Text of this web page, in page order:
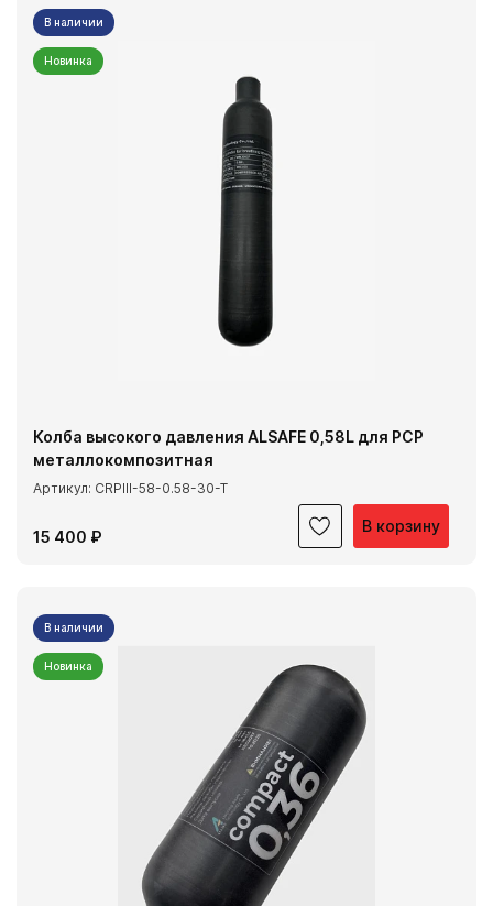
В наличии
Новинка
В корзину
Колба высокого давления ALSAFE 0,58L для PCP
металлокомпозитная
Артикул: CRPIII-58-0.58-30-T
15 400 ₽
В наличии
Новинка